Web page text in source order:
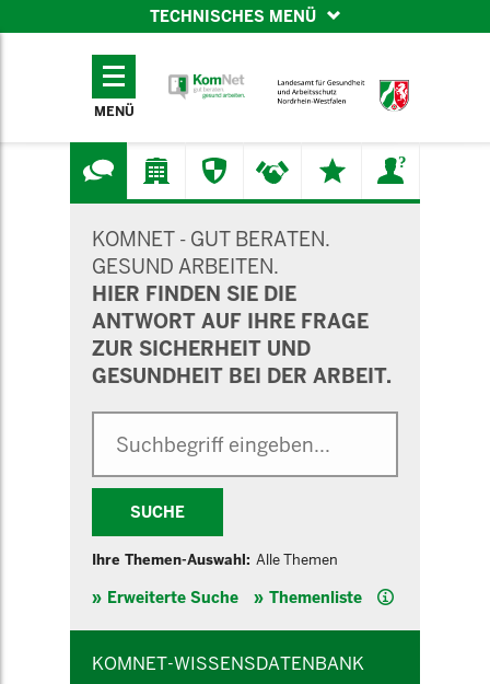
TECHNISCHES MENÜ
TECHNISCHES
MENÜ
KOMNET - GUT BERATEN.
GESUND ARBEITEN.
HIER FINDEN SIE DIE
ANTWORT AUF IHRE FRAGE
ZUR SICHERHEIT UND
GESUNDHEIT BEI DER ARBEIT.
SUCHE
Ihre Themen-Auswahl: Alle Themen
Erweiterte Suche Themenliste Hilfe
KOMNET-WISSENSDATENBANK